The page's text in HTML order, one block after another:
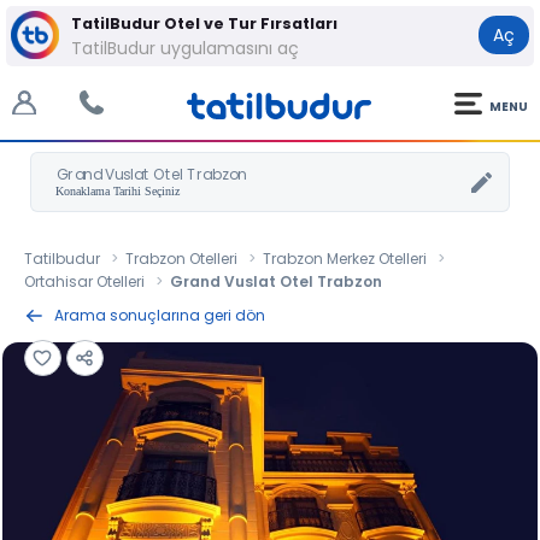
TatilBudur Otel ve Tur Fırsatları
TatilBudur uygulamasını aç
Aç
MENU
Grand Vuslat Otel Trabzon
Tatilbudur Trabzon Otelleri
Trabzon Merkez Otelleri
Ortahisar Otelleri
Grand Vuslat Otel Trabzon
Arama sonuçlarına geri dön